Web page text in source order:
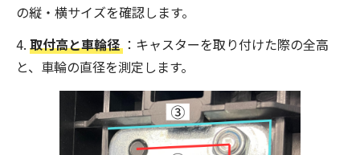
の縦・横サイズを確認します。
取付高と車輪径 ：キャスターを取り付けた際の全高
と、車輪の直径を測定します。